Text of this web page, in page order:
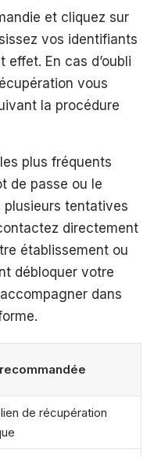
et cliquez sur
vos identifiants
En cas d’oubli
vous
la procédure
plus fréquents
de passe ou le
tentatives
directement
établissement ou
débloquer votre
dans
de récupération